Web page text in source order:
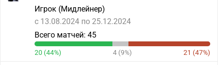
Игрок (Мидлейнер)
c 13.08.2024 по 25.12.2024
Всего матчей: 45
20 (44%) 4 (9%) 21 (47%)